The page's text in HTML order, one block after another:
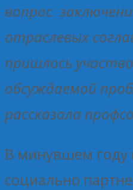
вопрос
отраслевых
пришлось
обсуждаемой
рассказала
В минувшем году
социально